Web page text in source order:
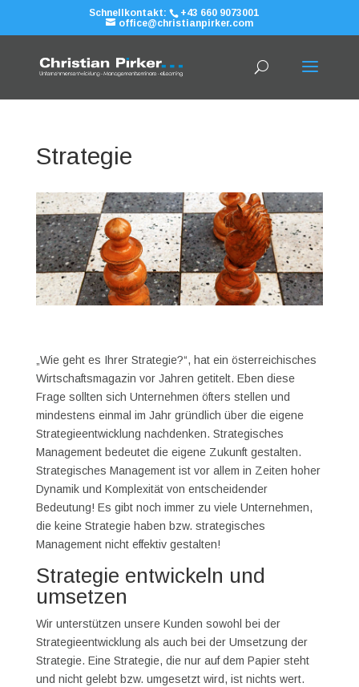
Schnellkontakt:
+43 660 9073001
office@christianpirker.com
Strategie
„Wie geht es Ihrer Strategie?“, hat ein österreichisches
Wirtschaftsmagazin vor Jahren getitelt. Eben diese
Frage sollten sich Unternehmen öfters stellen und
mindestens einmal im Jahr gründlich über die eigene
Strategieentwicklung nachdenken. Strategisches
Management bedeutet die eigene Zukunft gestalten.
Strategisches Management ist vor allem in Zeiten hoher
Dynamik und Komplexität von entscheidender
Bedeutung! Es gibt noch immer zu viele Unternehmen,
die keine Strategie haben bzw. strategisches
Management nicht effektiv gestalten!
Strategie entwickeln und
umsetzen
Wir unterstützen unsere Kunden sowohl bei der
Strategieentwicklung als auch bei der Umsetzung der
Strategie. Eine Strategie, die nur auf dem Papier steht
und nicht gelebt bzw. umgesetzt wird, ist nichts wert.